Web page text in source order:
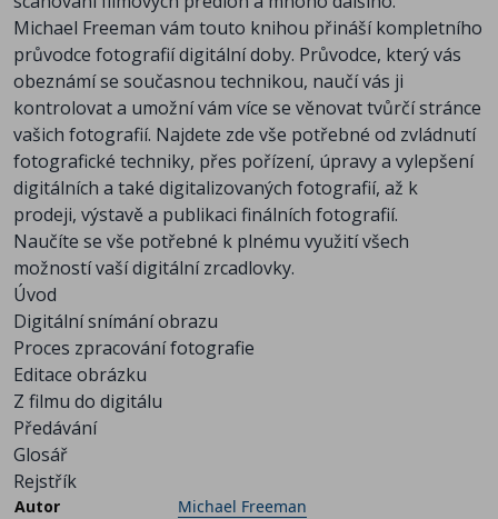
Michael Freeman vám touto knihou přináší kompletního
průvodce fotografií digitální doby. Průvodce, který vás
obeznámí se současnou technikou, naučí vás ji
kontrolovat a umožní vám více se věnovat tvůrčí stránce
vašich fotografií. Najdete zde vše potřebné od zvládnutí
fotografické techniky, přes pořízení, úpravy a vylepšení
digitálních a také digitalizovaných fotografií, až k
prodeji, výstavě a publikaci finálních fotografií.
Naučíte se vše potřebné k plnému využití všech
možností vaší digitální zrcadlovky.
Úvod
Digitální snímání obrazu
Proces zpracování fotografie
Editace obrázku
Z filmu do digitálu
Předávání
Glosář
Rejstřík
Autor
Michael Freeman